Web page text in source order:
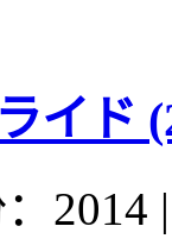
イド
2014 |